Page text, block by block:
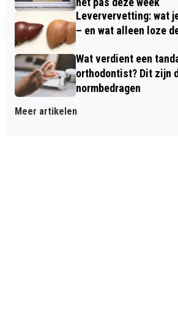
Leververvetting: wat
– en wat alleen loze
Wat verdient een
orthodontist? Dit zijn
normbedragen
Meer artikelen